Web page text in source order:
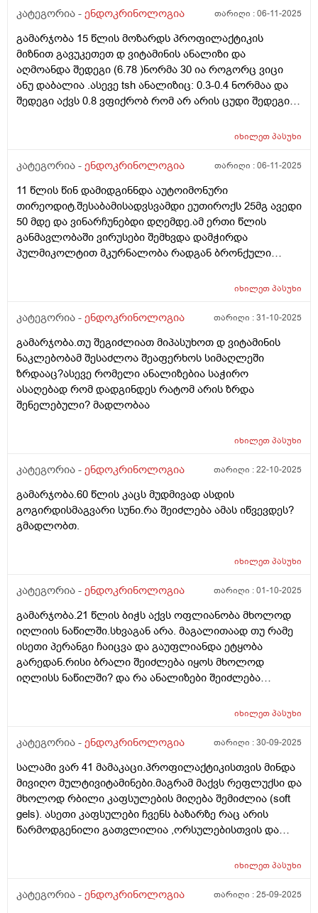
ხანი,წლებია ვსარგებლობ სოლარიუმით,კვირაში
კარგად სოლარიუმის მომაკვიდენებელი მხარეები) . ეს
კვანძი სოლარიუმის სხივებს ხომ არ შეეძლო
გამოეწვია და ამჟამად,ამ კვანძის ფონზე შეიძლება
კიდევ სოლარიუმით სარგებლობა? მადლობა დიდი
კატეგორია - ენდოკრინოლოგია თარიღი :06-11-2025
გამარჯობა 15 წლის მოზარდს პროფილაქტიკის
მიზნით გავუკეთეთ დ ვიტამინის ანალიზი და
აღმოანდა შედეგი (6.78 )ნორმა 30 ია როგორც ვიცი
ანუ დაბალია .ასევე tsh ანალიზიც: 0.3-0.4 ნორმაა და
შედეგი აქვს 0.8 ვფიქრობ რომ არ არის ცუდი შედეგი
მაჩვენებელმა tsh ეს შედეგი შეცვალოს თუ არ მიიღო
იხილეთპასუხი
კატეგორია - ენდოკრინოლოგია თარიღი :06-11-2025
11 წლის წინ დამიდგინნდა აუტოიმონური
თირეოდიტ.შესაბამისადვსვამდი ეუთიროქს 25მგ ავედი
50 მდე და ვინარჩუნებდი დღემდე.ამ ერთი წლის
განმავლობაში ვირუსები შემხვდა დამჭირდა
პულმიკოლტით მკურნალობა რადგან ბრონქული
სტრესი და ნერვიიულობაც შემხვდა.ავიღე ანალიზები
6.ასევე დაბალი მაქვს რკინა ფერიტინი მომატებული
ნახ წელიწადში ამის ფონზე მქონდეს 6? გადავიმეორო
3 თვეში ისევ რადგან სხვა წამლების ფონზე შესაძლოა
განვითარდა ეს შედეგი? ან ზოგჯერ ვფიქრობ თავიდან
ხომ არ ჩავიტარო ენდოკრინოლოგია სახელ
დაფინანსებით იქნებ სულ აღარ არის საჭირო რაც 10
პირველ ანალიზ ზოგი მეუბნება არ იყო საჭირო
იხილეთპასუხი
კატეგორია - ენდოკრინოლოგია თარიღი :31-10-2025
გამარჯობა.თუ შეგიძლიათ მიპასუხოთ დ ვიტამინის
ნაკლებობამ შესაძლოა შეაფერხოს სიმაღლეში
ზრდააც?ასევე რომელი ანალიზებია საჭირო
ასაღებად რომ დადგინდეს რატომ არის ზრდა
შენელებული? მადლობაა
იხილეთპასუხი
კატეგორია - ენდოკრინოლოგია თარიღი :22-10-2025
გამარჯობა.60 წლის კაცს მუდმივად ასდის
გოგირდისმაგვარი სუნი.რა შეიძლება ამას იწვევდეს?
გმადლობთ.
იხილეთპასუხი
კატეგორია - ენდოკრინოლოგია თარიღი :01-10-2025
გამარჯობა.21 წლის ბიჭს აქვს ოფლიანობა მხოლოდ
იღლიის ნაწილში.სხვაგან არა. მაგალითაად თუ რამე
ისეთი პერანგი ჩაიცვა და გაუფლიანდა ეტყობა
გარედან.რისი ბრალი შეიძლება იყოს მხოლოდ
იღლისს ნაწილში? და რა ანალიზები შეიძლება
იხილეთპასუხი
კატეგორია - ენდოკრინოლოგია თარიღი :30-09-2025
სალამი ვარ 41 მამაკაცი.პროფილაქტიკისთვის მინდა
მივიღო მულტივიტამინები.მაგრამ მაქვს რეფლუქსი და
მხოლოდ რბილი კაფსულების მიღება შემიძლია (soft
gels). ასეთი კაფსულები ჩვენს ბაზარზე რაც არის
წარმოდგენილი გათვლილია ,ორსულებისთვის და
კარგად მოგეხსენებათ რატომაც) ყველაზე დაბალი
რკინას. თუ შემიძლია მივიღო ასეთი
იხილეთპასუხი
კატეგორია - ენდოკრინოლოგია თარიღი :25-09-2025